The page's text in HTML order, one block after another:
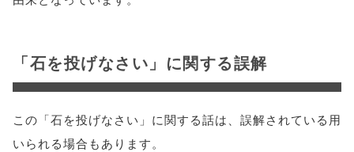
「石を投げなさい」に関する誤解
この「石を投げなさい」に関する話は、誤解されている用
いられる場合もあります。